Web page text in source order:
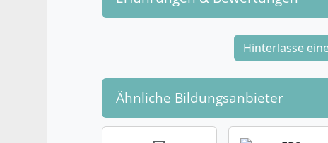
Hinterlasse
Ähnliche Bildungsanbieter